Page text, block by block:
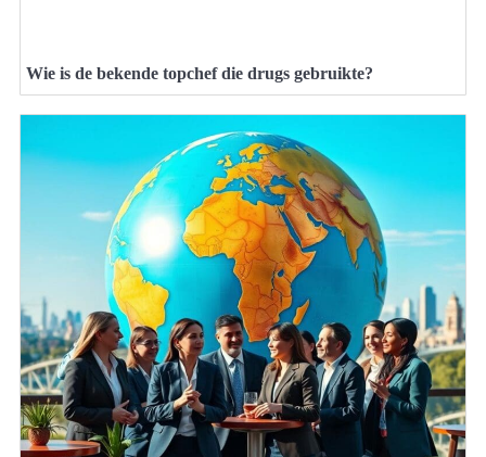
Wie is de bekende topchef die drugs gebruikte?